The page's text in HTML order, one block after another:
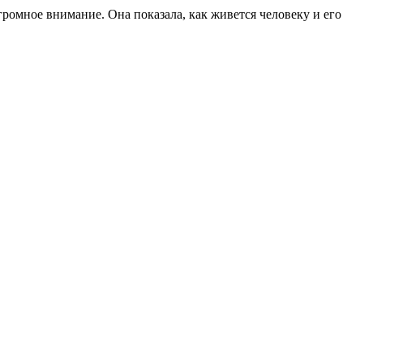
внимание. Она показала, как живется человеку и его